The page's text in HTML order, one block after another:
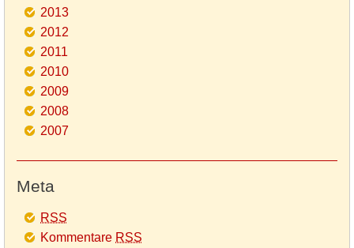
2013
2012
2011
2010
2009
2008
2007
Meta
RSS
Kommentare RSS